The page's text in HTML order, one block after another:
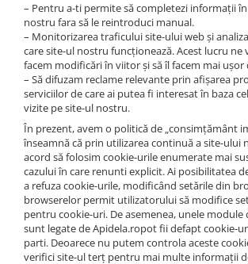
– Pentru a-ti permite să completezi informații
nostru fara să le reintroduci manual.
– Monitorizarea traficului site-ului web și
care site-ul nostru funcționează. Acest lucru ne
facem modificări în viitor și să îl facem mai ușor
– Să difuzam reclame relevante prin afișarea
serviciilor de care ai putea fi interesat în baza
vizite pe site-ul nostru.
În prezent, avem o politică de „consimțământ
înseamnă că prin utilizarea continuă a site-ului
acord să folosim cookie-urile enumerate mai
cazului în care renunti explicit. Ai posibilitatea
a refuza cookie-urile, modificând setările din
browserelor permit utilizatorului să modifice
pentru cookie-uri. De asemenea, unele module
sunt legate de Apidela.ropot fii defapt cookie-
parti. Deoarece nu putem controla aceste
verifici site-ul terț pentru mai multe informații